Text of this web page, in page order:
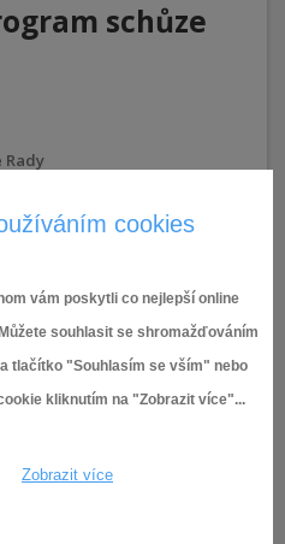
cookies
vám poskytli co nejlepší online
souhlasit se shromažďováním
tlačítko "Souhlasím se vším" nebo
kliknutím na "Zobrazit více"...
Zobrazit více
schůze
Rady
15× zobrazeno